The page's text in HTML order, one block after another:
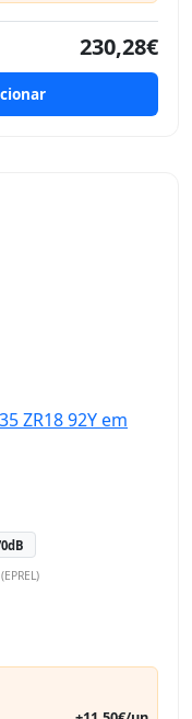
230,28€